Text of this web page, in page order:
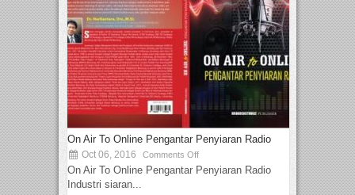
On Air To Online Pengantar Penyiaran Radio
Oct 06, 2016 Comments Off
On Air To Online Pengantar Penyiaran Radio
Industri siaran...